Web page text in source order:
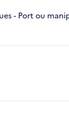
- Port ou